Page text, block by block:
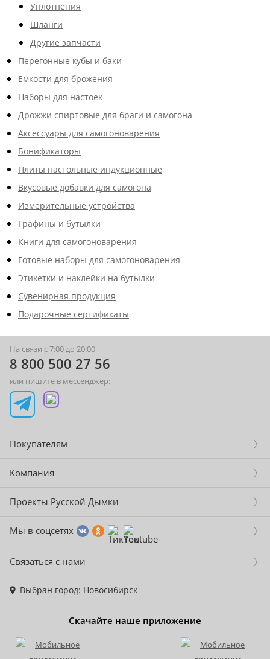
Уплотнения
Шланги
Другие запчасти
Перегонные кубы и баки
Емкости для брожения
Наборы для настоек
Дрожжи спиртовые для браги и самогона
Аксессуары для самогоноварения
Бонификаторы
Плиты настольные индукционные
Вкусовые добавки для самогона
Измерительные устройства
Графины и бутылки
Книги для самогоноварения
Готовые наборы для самогоноварения
Этикетки и наклейки на бутылки
Сувенирная продукция
Подарочные сертификаты
На связи с 7:00 до 20:00
8 800 500 27 56
или пишите в мессенджер:
Покупателям
Компания
Проекты Русской Дымки
Мы в соцсетях
Связаться с нами
Выбран город: Новосибирск
Скачайте наше приложение